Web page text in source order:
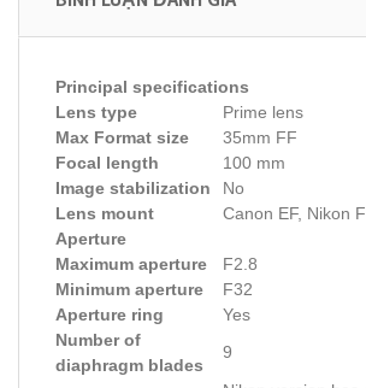
Principal specifications
Lens type
Prime lens
Max Format size
35mm FF
Focal length
100 mm
Image stabilization
No
Lens mount
Canon EF, Nikon
Aperture
Maximum aperture
F2.8
Minimum aperture
F32
Aperture ring
Yes
Number of
diaphragm blades
9